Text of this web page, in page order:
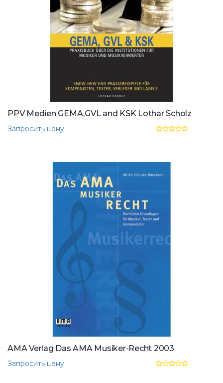
PPV Medien GEMA,GVL and KSK Lothar Scholz
Запросить цену
AMA Verlag Das AMA Musiker-Recht 2003
Запросить цену